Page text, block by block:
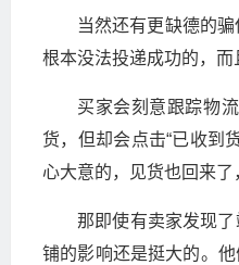
当然还有更缺德的
根本没法投递成功的，而
买家会刻意跟踪物
货，但却会点击“已收到
心大意的，见货也回来了
那即使有卖家发现
铺的影响还是挺大的。